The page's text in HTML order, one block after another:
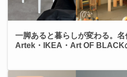
一脚あると暮らしが変わる。名
Artek・IKEA・Art OF BLACK